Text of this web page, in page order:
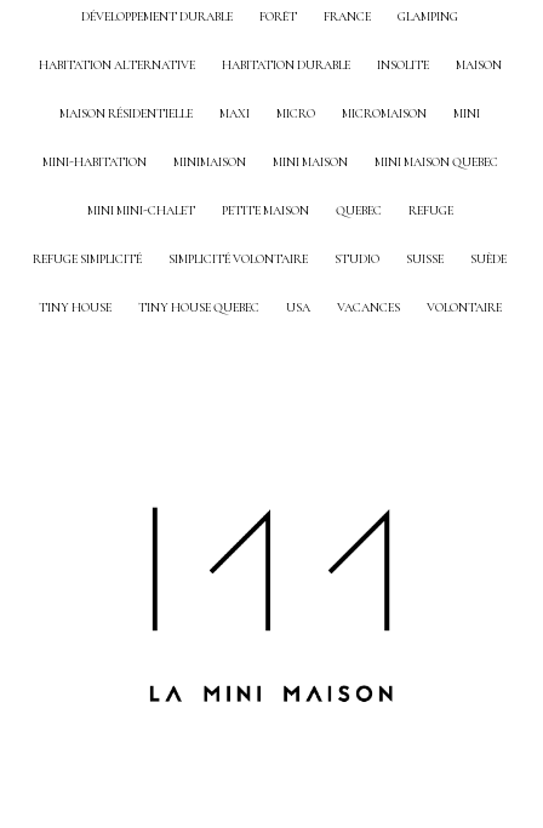
DÉVELOPPEMENT DURABLE FORÊT FRANCE GLAMPING
HABITATION ALTERNATIVE HABITATION DURABLE INSOLITE MAISON
MAISON RÉSIDENTIELLE MAXI MICRO MICROMAISON MINI
MINI-HABITATION MINIMAISON MINI MAISON MINI MAISON QUEBEC
MINI MINI-CHALET PETITE MAISON QUEBEC REFUGE
REFUGE SIMPLICITÉ SIMPLICITÉ VOLONTAIRE STUDIO SUISSE SUÈDE
TINY HOUSE TINY HOUSE QUEBEC USA VACANCES VOLONTAIRE